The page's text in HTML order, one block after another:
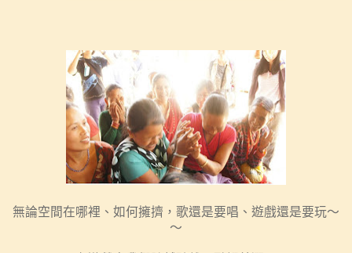
無論空間在哪裡、如何擁擠，歌還是要唱、遊戲還是要玩～
～